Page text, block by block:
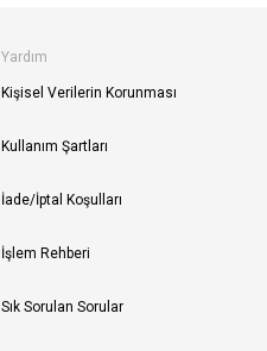
Yardım
Kişisel Verilerin Korunması
Kullanım Şartları
İade/İptal Koşulları
İşlem Rehberi
Sık Sorulan Sorular